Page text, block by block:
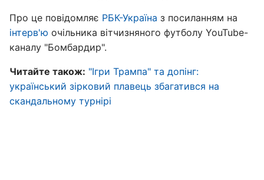
Про це повідомляє РБК-Україна з посиланням на
інтерв'ю очільника вітчизняного футболу YouTube-
каналу "Бомбардир".
Читайте також: "Ігри Трампа" та допінг:
український зірковий плавець збагатився на
скандальному турнірі